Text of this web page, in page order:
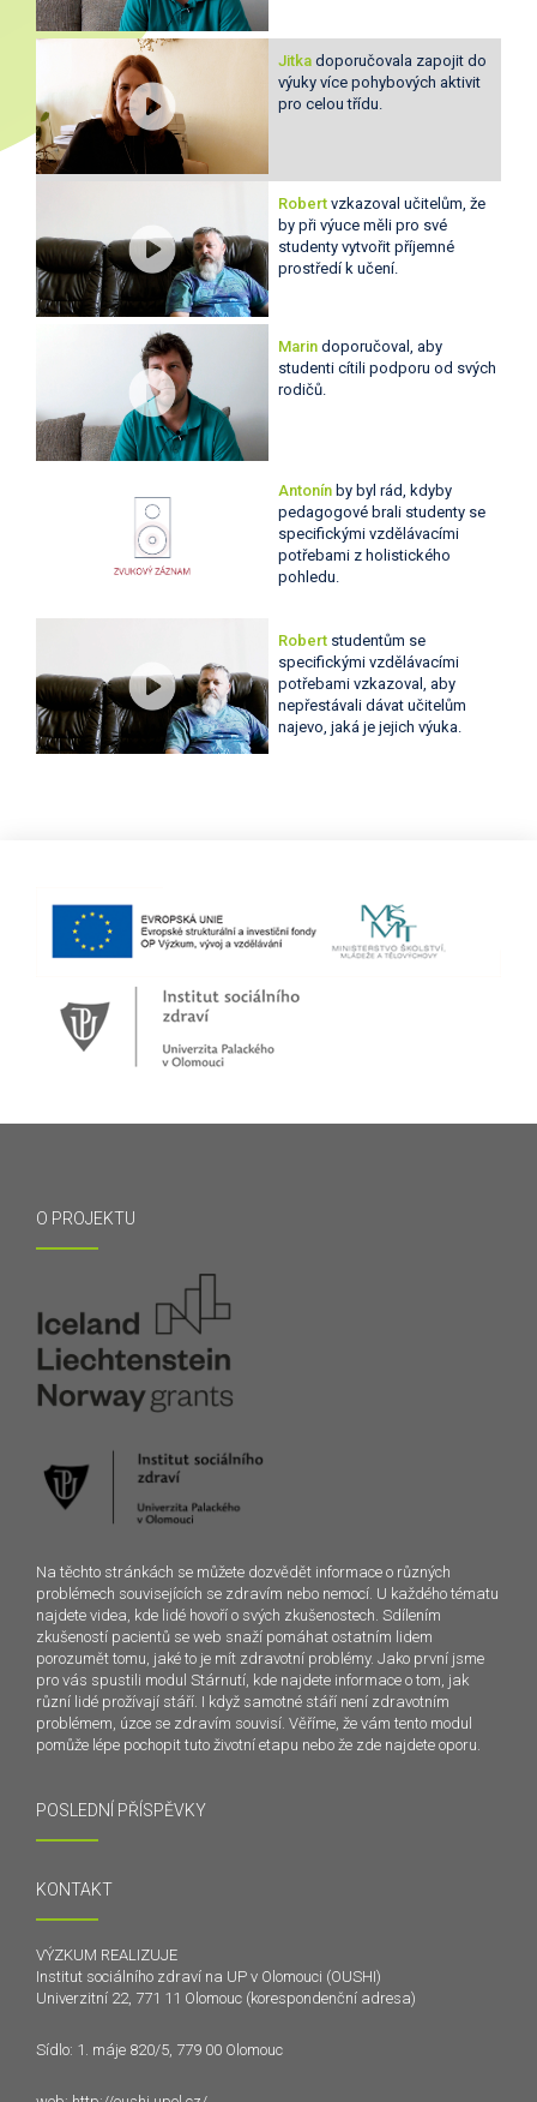
Jitka doporučovala zapojit do
výuky více pohybových aktivit
pro celou třídu.
Robert vzkazoval učitelům, že
by při výuce měli pro své
studenty vytvořit příjemné
prostředí k učení.
Marin doporučoval, aby
studenti cítili podporu od svých
rodičů.
Antonín by byl rád, kdyby
pedagogové brali studenty se
specifickými vzdělávacími
potřebami z holistického
pohledu.
Robert studentům se
specifickými vzdělávacími
potřebami vzkazoval, aby
nepřestávali dávat učitelům
najevo, jaká je jejich výuka.
O PROJEKTU
Na těchto stránkách se můžete dozvědět informace o různých
problémech souvisejících se zdravím nebo nemocí. U každého tématu
najdete videa, kde lidé hovoří o svých zkušenostech. Sdílením
zkušeností pacientů se web snaží pomáhat ostatním lidem
porozumět tomu, jaké to je mít zdravotní problémy. Jako první jsme
pro vás spustili modul Stárnutí, kde najdete informace o tom, jak
různí lidé prožívají stáří. I když samotné stáří není zdravotním
problémem, úzce se zdravím souvisí. Věříme, že vám tento modul
pomůže lépe pochopit tuto životní etapu nebo že zde najdete oporu.
POSLEDNÍ PŘÍSPĚVKY
KONTAKT
VÝZKUM REALIZUJE
Institut sociálního zdraví na UP v Olomouci (OUSHI)
Univerzitní 22, 771 11 Olomouc (korespondenční adresa)
Sídlo: 1. máje 820/5, 779 00 Olomouc